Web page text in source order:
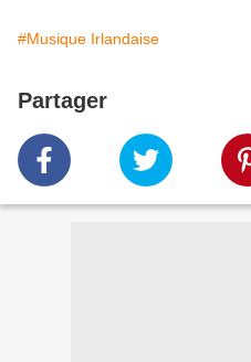
#Musique Irlandaise
Partager